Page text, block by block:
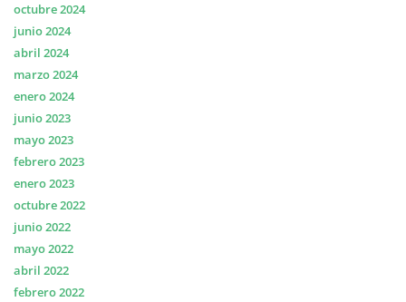
octubre 2024
junio 2024
abril 2024
marzo 2024
enero 2024
junio 2023
mayo 2023
febrero 2023
enero 2023
octubre 2022
junio 2022
mayo 2022
abril 2022
febrero 2022